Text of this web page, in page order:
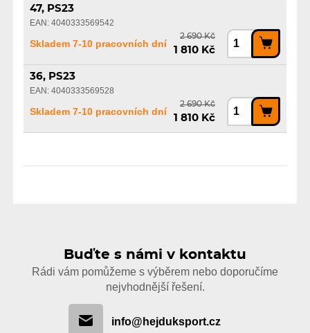
47, PS23
EAN: 4040333569542
Skladem 7-10 pracovních dní
2 690 Kč
1 810 Kč
36, PS23
EAN: 4040333569528
Skladem 7-10 pracovních dní
2 690 Kč
1 810 Kč
Buďte s námi v kontaktu
Rádi vám pomůžeme s výběrem nebo doporučíme
nejvhodnější řešení.
info@hejduksport.cz